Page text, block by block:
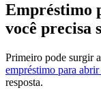
Empréstimo
você precisa
Primeiro pode surgir
empréstimo para
resposta.